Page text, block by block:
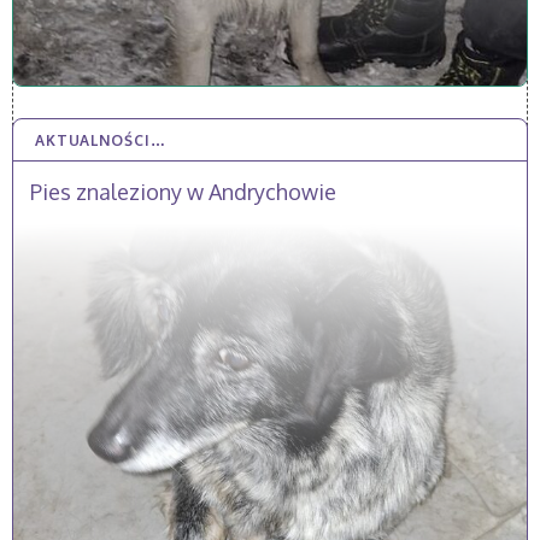
AKTUALNOŚCI…
Pies znaleziony w Andrychowie
2 STY 2026